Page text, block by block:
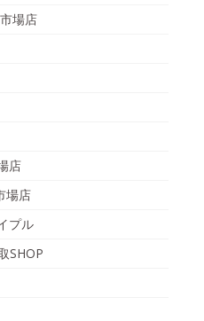
場店
店
場店
プル
SHOP